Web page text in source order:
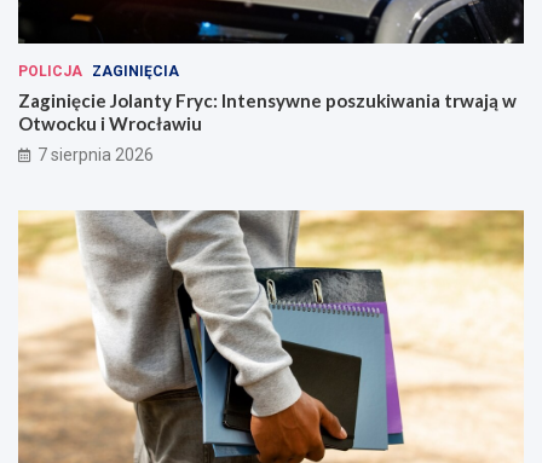
POLICJA ZAGINIĘCIA
Zaginięcie Jolanty Fryc: Intensywne poszukiwania trwają w
Otwocku i Wrocławiu
7 sierpnia 2026